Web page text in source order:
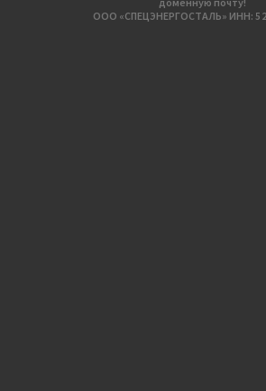
ООО «СПЕЦЭНЕРГОСТАЛЬ» ИНН: 5